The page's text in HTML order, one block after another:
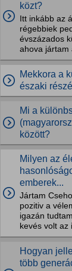
közt?
Itt inkább az
régebbiek
évszázados
ahova jártam
Mekkora a
északi
Mi a
között?
Milyen az
emberek...
Jártam
pozitiv a
igazán
kevés volt az
Hogyan
több